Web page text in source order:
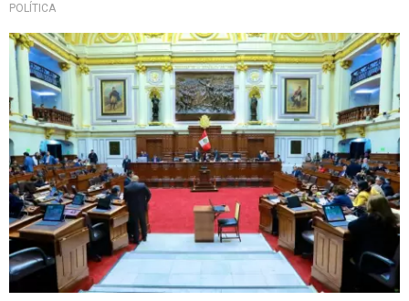
POLÍTICA
Propuesta legislativa